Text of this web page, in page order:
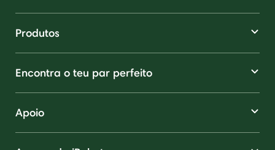
Produtos
Encontra o teu par perfeito
Apoio